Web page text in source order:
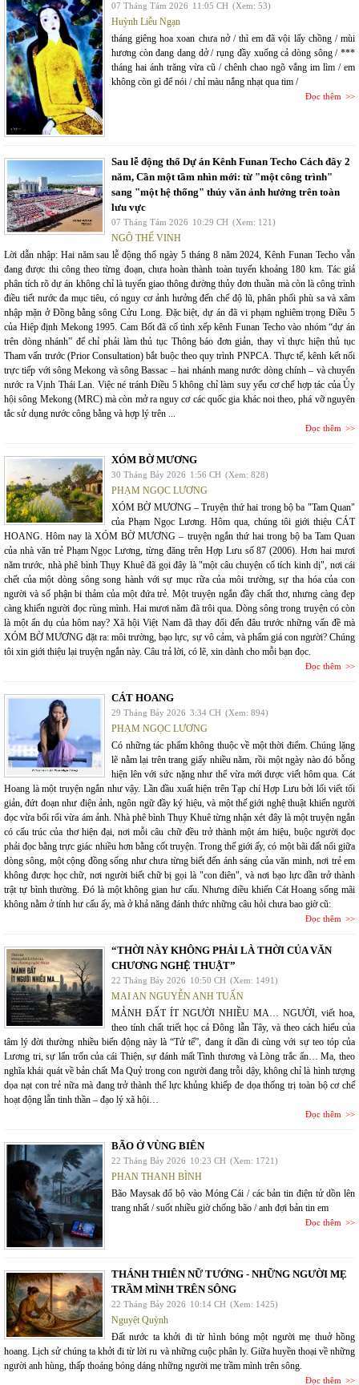
07 Tháng Tám 2026 11:05 CH (Xem: 53)
Huỳnh Liễu Ngạn
tháng giêng hoa xoan chưa nở / thì em đã vội lấy chồng / mùi
hương còn đang dang dở / rụng đầy xuống cả dòng sông / ***
tháng hai ánh trăng vừa cũ / chênh chao ngõ vắng im lìm / em
không còn gì để nói / chỉ màu nắng nhạt qua tim /
Đọc thêm
Sau lễ động thổ Dự án Kênh Funan Techo Cách đây 2
năm, Cần một tầm nhìn mới: từ "một công trình"
sang "một hệ thống" thủy văn ảnh hưởng trên toàn
lưu vực
07 Tháng Tám 2026 10:29 CH (Xem: 121)
NGÔ THẾ VINH
Lời dẫn nhập: Hai năm sau lễ động thổ ngày 5 tháng 8 năm 2024, Kênh Funan Techo vẫn
đang được thi công theo từng đoạn, chưa hoàn thành toàn tuyến khoảng 180 km. Tác giả
phân tích rõ dự án không chỉ là tuyến giao thông đường thủy đơn thuần mà còn là công trình
điều tiết nước đa mục tiêu, có nguy cơ ảnh hưởng đến chế độ lũ, phân phối phù sa và xâm
nhập mặn ở Đồng bằng sông Cửu Long. Đặc biệt, dự án đã vi phạm nghiêm trọng Điều 5
của Hiệp định Mekong 1995. Cam Bốt đã cố tình xếp kênh Funan Techo vào nhóm “dự án
trên dòng nhánh” để chỉ phải làm thủ tục Thông báo đơn giản, thay vì thực hiện thủ tục
Tham vấn trước (Prior Consultation) bắt buộc theo quy trình PNPCA. Thực tế, kênh kết nối
trực tiếp với sông Mekong và sông Bassac – hai nhánh mang nước dòng chính – và chuyển
nước ra Vịnh Thái Lan. Việc né tránh Điều 5 không chỉ làm suy yếu cơ chế hợp tác của Ủy
hội sông Mekong (MRC) mà còn mở ra nguy cơ các quốc gia khác noi theo, phá vỡ nguyên
tắc sử dụng nước công bằng và hợp lý trên ...
Đọc thêm
XÓM BỜ MƯƠNG
30 Tháng Bảy 2026 1:56 CH (Xem: 828)
PHẠM NGỌC LƯƠNG
XÓM BỜ MƯƠNG – Truyện thứ hai trong bộ ba "Tam Quan"
của Phạm Ngọc Lương. Hôm qua, chúng tôi giới thiệu CÁT
HOANG. Hôm nay là XÓM BỜ MƯƠNG – truyện ngắn thứ hai trong bộ ba Tam Quan
của nhà văn trẻ Phạm Ngọc Lương, từng đăng trên Hợp Lưu số 87 (2006). Hơn hai mươi
năm trước, nhà phê bình Thụy Khuê đã gọi đây là "một câu chuyện cổ tích kinh dị", nơi cái
chết của một dòng sông song hành với sự mục rữa của môi trường, sự tha hóa của con
người và số phận bi thảm của một đứa trẻ. Một truyện ngắn đầy chất thơ, nhưng càng đẹp
càng khiến người đọc rùng mình. Hai mươi năm đã trôi qua. Dòng sông trong truyện có còn
là một ẩn dụ của hôm nay? Xã hội Việt Nam đã thay đổi đến đâu trước những vấn đề mà
XÓM BỜ MƯƠNG đặt ra: môi trường, bạo lực, sự vô cảm, và phẩm giá con người? Chúng
tôi xin giới thiệu lại truyện ngắn này. Câu trả lời, có lẽ, xin dành cho mỗi bạn đọc.
Đọc thêm
CÁT HOANG
29 Tháng Bảy 2026 3:34 CH (Xem: 894)
PHẠM NGỌC LƯƠNG
Có những tác phẩm không thuộc về một thời điểm. Chúng lặng
lẽ nằm lại trên trang giấy nhiều năm, rồi một ngày nào đó bỗng
hiện lên với sức nặng như thể vừa mới được viết hôm qua. Cát
Hoang là một truyện ngắn như vậy. Lần đầu xuất hiện trên Tạp chí Hợp Lưu bởi lối viết tối
giản, đứt đoạn như điện ảnh, ngôn ngữ đầy ký hiệu, và một thế giới nghệ thuật khiến người
đọc vừa bối rối vừa ám ảnh. Nhà phê bình Thụy Khuê từng nhận xét đây là một truyện ngắn
có cấu trúc của thơ hiện đại, nơi mỗi câu chữ đều trở thành một ám hiệu, buộc người đọc
phải đọc bằng trực giác nhiều hơn bằng cốt truyện. Trong thế giới ấy, có một bãi đất nổi giữa
dòng sông, một cộng đồng sống như chưa từng biết đến ánh sáng của văn minh, nơi trẻ em
không được học chữ, nơi người biết chữ bị gọi là "con điên", và nơi bạo lực dần trở thành
trật tự bình thường. Đó là một không gian hư cấu. Nhưng điều khiến Cát Hoang sống mãi
không nằm ở tính hư cấu ấy, mà ở khả năng đánh thức những câu hỏi chưa bao giờ cũ:
Đọc thêm
“THỜI NÀY KHÔNG PHẢI LÀ THỜI CỦA VĂN
CHƯƠNG NGHỆ THUẬT”
22 Tháng Bảy 2026 10:50 CH (Xem: 1491)
MAI AN NGUYỄN ANH TUẤN
MẢNH ĐẤT ÍT NGƯỜI NHIỀU MA… NGƯỜI, viết hoa,
theo tính chất triết học cả Đông lẫn Tây, và theo cách hiểu của
tâm lý đời thường nhiều biến động này là “Tử tế”, đang ít dần đi cùng với sự teo tóp của
Lương tri, sự lẩn trốn của cái Thiện, sự đánh mất Tình thương và Lòng trắc ẩn… Ma, theo
nghĩa khái quát về bản chất Ma Quỷ trong con người đang trỗi dậy, không chỉ là hình tượng
dọa nạt con trẻ nữa mà đang trở thành thế lực khủng khiếp đe dọa thống trị toàn bộ cơ chế
hoạt động lẫn tinh thần – đạo lý xã hội…
Đọc thêm
BÃO Ở VÙNG BIÊN
22 Tháng Bảy 2026 10:23 CH (Xem: 1721)
PHAN THANH BÌNH
Bão Maysak đổ bộ vào Móng Cái / các bản tin điện tử dồn lên
trang nhất / suốt nhiều giờ chống bão / anh đợi bản tin em
Đọc thêm
THÁNH THIÊN NỮ TƯỚNG - NHỮNG NGƯỜI MẸ
TRẦM MÌNH TRÊN SÔNG
22 Tháng Bảy 2026 10:14 CH (Xem: 1425)
Nguyệt Quỳnh
Đất nước ta khởi đi từ hình bóng một người mẹ thuở hồng
hoang. Lịch sử chúng ta khởi đi từ lời ru và những cuộc phân ly. Giữa huyền thoại về những
người anh hùng, thấp thoáng bóng dáng những người mẹ trầm mình trên sông.
Đọc thêm